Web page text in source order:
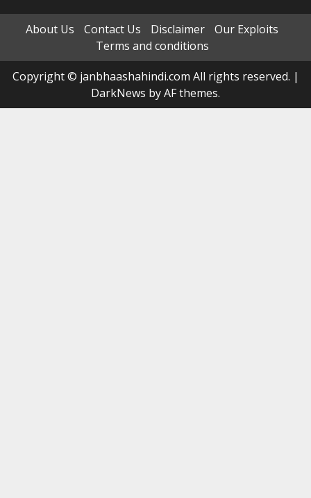
About Us Contact Us Disclaimer
Our Exploits
Terms and conditions
Copyright © janbhaashahindi.com All rights reserved. |
DarkNews by AF themes.